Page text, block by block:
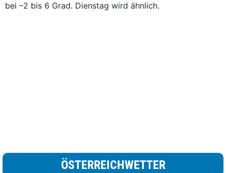
bei –2 bis 6 Grad. Dienstag wird ähnlich.
ÖSTERREICHWETTER